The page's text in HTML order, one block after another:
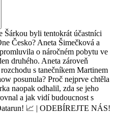
Šárkou byli tentokrát účastníci
Česko? Aneta Šimečková a
o náročném pobytu ve
druhého. Aneta zároveň
s tanečníkem Martinem
posunula? Proč nejprve chtěla
naopak odhalil, zda se jeho
a jak vidí budoucnost s
📈 | ODEBÍREJTE NÁS!